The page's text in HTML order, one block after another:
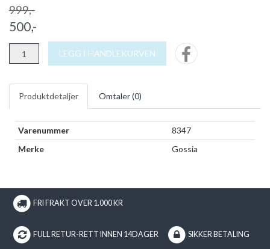
999,-
500,-
LEGG I HANDLEKURVEN
Produktdetaljer Omtaler (0)
Varenummer
8347
Merke
Gossia
FRI FRAKT OVER 1.000 KR
FULL RETUR-RETT INNEN 14DAGER SIKKER BETALING